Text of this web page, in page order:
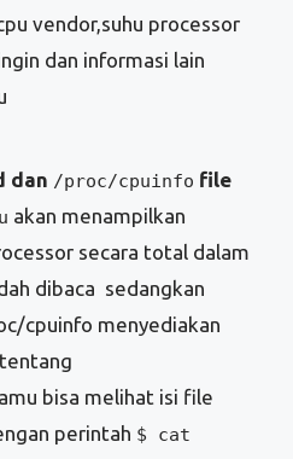
vendor,suhu processor
dan informasi lain
dan /proc/cpuinfo file
akan menampilkan
secara total dalam
dibaca sedangkan
cpuinfo menyediakan
bisa melihat isi file
perintah $ cat